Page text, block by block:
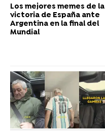
Los mejores memes de la
victoria de España ante
Argentina en la final del
Mundial